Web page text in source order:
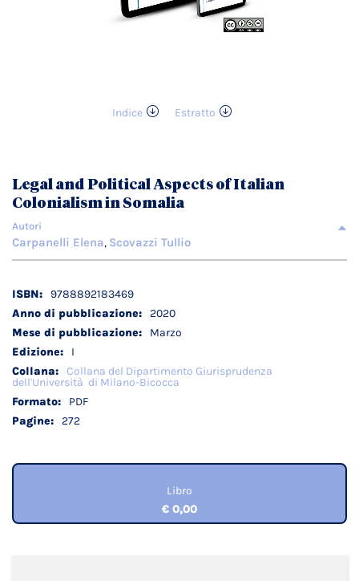
Indice
Estratto
galleria
di
immagini
Legal and Political Aspects of Italian
Colonialism in Somalia
Autori
Carpanelli Elena, Scovazzi Tullio
Dettagli
tecnici
9788892183469
2020
Marzo
I
Collana del Dipartimento Giurisprudenza
dell'Università di Milano-Bicocca
PDF
272
Libro
€ 0,00